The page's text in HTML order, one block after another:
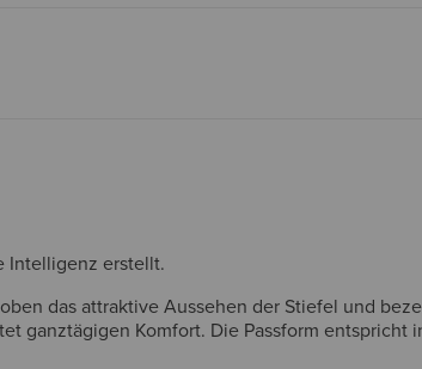
Intelligenz erstellt.
das attraktive Aussehen der Stiefel und
ganztägigen Komfort. Die Passform entspricht
werden die Stiefel als hochwertig und